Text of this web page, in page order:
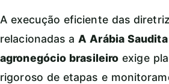
A execução eficiente das
relacionadas a A Arábia
agronegócio brasileiro exige
rigoroso de etapas e